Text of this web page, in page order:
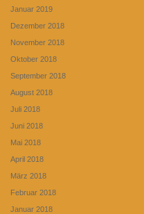
Januar 2019
Dezember 2018
November 2018
Oktober 2018
September 2018
August 2018
Juli 2018
Juni 2018
Mai 2018
April 2018
März 2018
Februar 2018
Januar 2018